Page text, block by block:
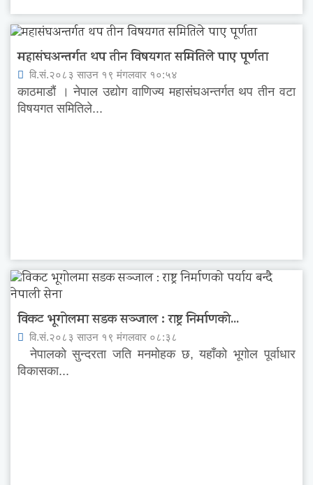
महासंघअन्तर्गत थप तीन विषयगत समितिले पाए पूर्णता
वि.सं.२०८३ साउन १९ मंगलवार १०:५४
काठमाडौं । नेपाल उद्योग वाणिज्य महासंघअन्तर्गत थप तीन वटा
विषयगत समितिले...
विकट भूगोलमा सडक सञ्जाल : राष्ट्र निर्माणको...
वि.सं.२०८३ साउन १९ मंगलवार ०८:३८
नेपालको सुन्दरता जति मनमोहक छ, यहाँको भूगोल पूर्वाधार
विकासका...